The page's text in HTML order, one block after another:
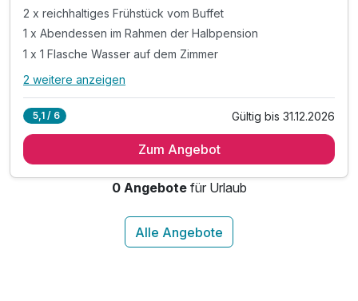
2 x reichhaltiges Frühstück vom Buffet
1 x Abendessen im Rahmen der Halbpension
1 x 1 Flasche Wasser auf dem Zimmer
Alle Inklusivleistungen
2 x reichhaltiges Frühstück vom Buffet
1 x 1 Flasche Wasser auf dem Zimmer
2 weitere anzeigen
5,1 / 6 Gültig bis 31.12.2026
Zum Angebot
0 Angebotefür Urlaub